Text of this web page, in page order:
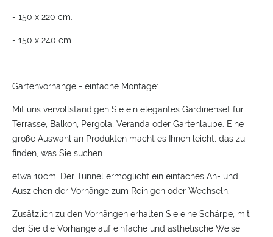
- 150 x 220 cm.
- 150 x 240 cm.
Gartenvorhänge - einfache Montage:
Mit uns vervollständigen Sie ein elegantes Gardinenset für
Terrasse, Balkon, Pergola, Veranda oder Gartenlaube. Eine
große Auswahl an Produkten macht es Ihnen leicht, das zu
finden, was Sie suchen.
etwa 10cm. Der Tunnel ermöglicht ein einfaches An- und
Ausziehen der Vorhänge zum Reinigen oder Wechseln.
Zusätzlich zu den Vorhängen erhalten Sie eine Schärpe, mit
der Sie die Vorhänge auf einfache und ästhetische Weise